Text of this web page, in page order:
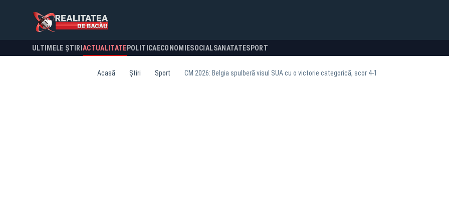
ULTIMELE ȘTIRI ACTUALITATE POLITICA ECONOMIESOCIALSANATATESPORT
Acasă Știri Sport CM 2026: Belgia spulberă visul SUA cu o victorie categorică, scor 4-1